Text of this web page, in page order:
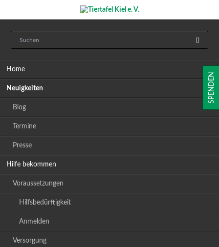
Home
Neuigkeiten
Blog
Termine
Presse
Hilfe bekommen
Voraussetzungen
Hilfsbedürftigkeit
Anmelden
Versorgung
SPENDEN